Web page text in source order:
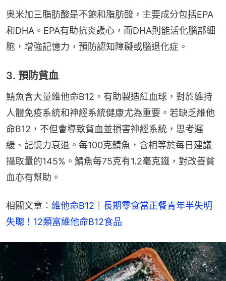
奧米加三脂肪酸是不飽和脂肪酸，主要成分包括EPA
和DHA。EPA有助抗炎護心，而DHA則能活化腦部細
胞，增強記憶力，預防認知障礙或腦退化症。
3. 預防貧血
鯖魚含大量維他命B12，有助製造紅血球，對於維持
人體免疫系統和神經系統健康尤為重要。若缺乏維他
命B12，不但會導致貧血並損害神經系統，思考遲
緩、記憶力衰退。每100克鯖魚，含相等於每日建議
攝取量的145%。鯖魚每75克有1.2毫克鐵，對改善貧
血亦有幫助。
相關文章： 維他命B12｜長期零食當正餐青年半失明
失聰！12類富維他命B12食品